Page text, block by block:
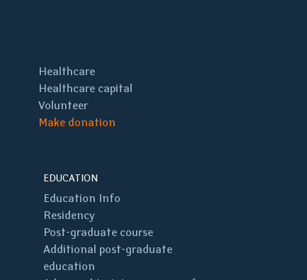
Healthcare
Healthcare capital
Volunteer
Make donation
EDUCATION
Education Info
Residency
Post-graduate course
Additional post-graduate
education